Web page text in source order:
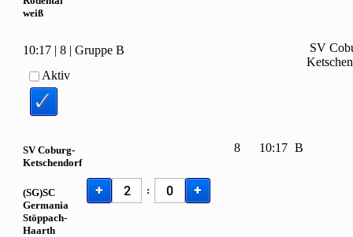
weiß
10:17 | 8 | Gruppe B
Aktiv
SV Coburg-
Ketschendorf
(SG)SC
Germania
Stöppach-
Haarth
+ : +
8 10:17 B
SV